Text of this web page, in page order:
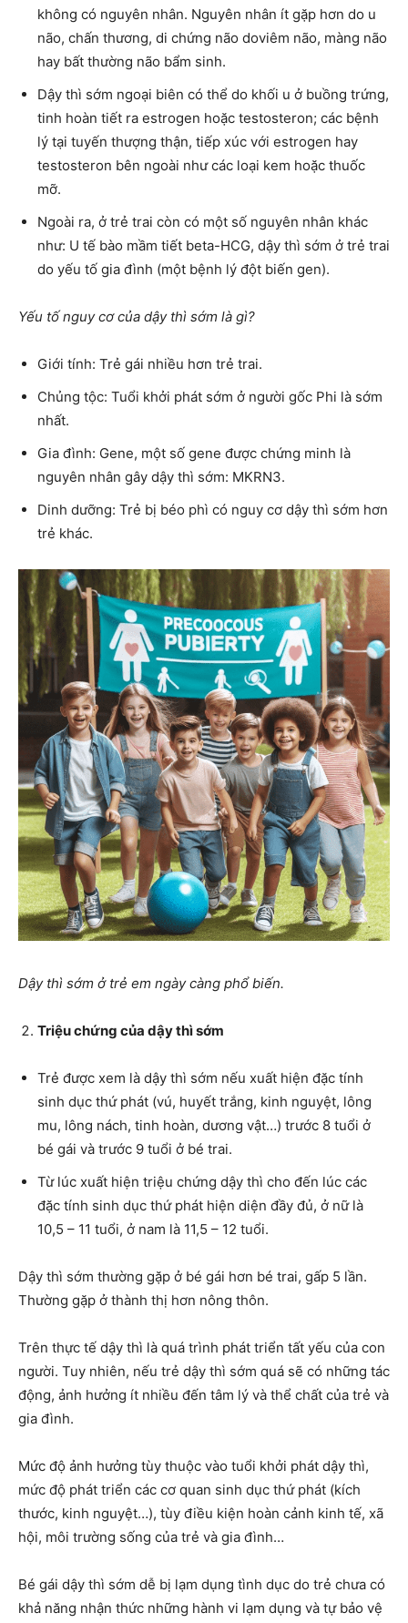
không có nguyên nhân. Nguyên nhân ít gặp hơn do u
não, chấn thương, di chứng não doviêm não, màng não
hay bất thường não bẩm sinh.
Dậy thì sớm ngoại biên có thể do khối u ở buồng trứng,
tinh hoàn tiết ra estrogen hoặc testosteron; các bệnh
lý tại tuyến thượng thận, tiếp xúc với estrogen hay
testosteron bên ngoài như các loại kem hoặc thuốc
mỡ.
Ngoài ra, ở trẻ trai còn có một số nguyên nhân khác
như: U tế bào mầm tiết beta-HCG, dậy thì sớm ở trẻ trai
do yếu tố gia đình (một bệnh lý đột biến gen).
Yếu tố nguy cơ của dậy thì sớm là gì?
Giới tính: Trẻ gái nhiều hơn trẻ trai.
Chủng tộc: Tuổi khởi phát sớm ở người gốc Phi là sớm
nhất.
Gia đình: Gene, một số gene được chứng minh là
nguyên nhân gây dậy thì sớm: MKRN3.
Dinh dưỡng: Trẻ bị béo phì có nguy cơ dậy thì sớm hơn
trẻ khác.
Dậy thì sớm ở trẻ em ngày càng phổ biến.
Triệu chứng của dậy thì sớm
Trẻ được xem là dậy thì sớm nếu xuất hiện đặc tính
sinh dục thứ phát (vú, huyết trắng, kinh nguyệt, lông
mu, lông nách, tinh hoàn, dương vật…) trước 8 tuổi ở
bé gái và trước 9 tuổi ở bé trai.
Từ lúc xuất hiện triệu chứng dậy thì cho đến lúc các
đặc tính sinh dục thứ phát hiện diện đầy đủ, ở nữ là
10,5 – 11 tuổi, ở nam là 11,5 – 12 tuổi.
Dậy thì sớm thường gặp ở bé gái hơn bé trai, gấp 5 lần.
Thường gặp ở thành thị hơn nông thôn.
Trên thực tế dậy thì là quá trình phát triển tất yếu của con
người. Tuy nhiên, nếu trẻ dậy thì sớm quá sẽ có những tác
động, ảnh hưởng ít nhiều đến tâm lý và thể chất của trẻ và
gia đình.
Mức độ ảnh hưởng tùy thuộc vào tuổi khởi phát dậy thì,
mức độ phát triển các cơ quan sinh dục thứ phát (kích
thước, kinh nguyệt…), tùy điều kiện hoàn cảnh kinh tế, xã
hội, môi trường sống của trẻ và gia đình…
Bé gái dậy thì sớm dễ bị lạm dụng tình dục do trẻ chưa có
khả năng nhận thức những hành vi lạm dụng và tự bảo vệ